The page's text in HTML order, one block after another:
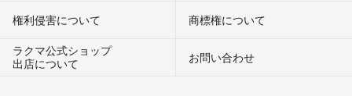
権利侵害について
商標権について
ラクマ公式ショップ
出店について
お問い合わせ